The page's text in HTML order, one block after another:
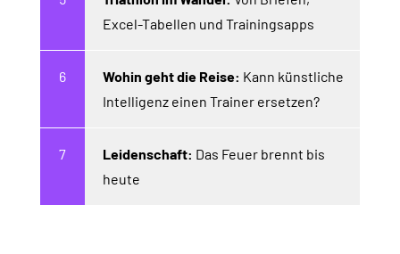
Excel-Tabellen und Trainingsapps
Wohin geht die Reise: Kann künstliche
Intelligenz einen Trainer ersetzen?
Leidenschaft: Das Feuer brennt bis
heute